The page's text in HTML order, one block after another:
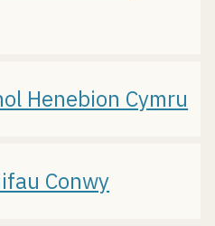
Henebion Cymru
Conwy